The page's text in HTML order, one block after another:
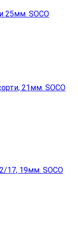
25мм. SOCO
21мм. SOCO
17, 19мм. SOCO